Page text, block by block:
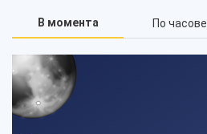
В момента По часове